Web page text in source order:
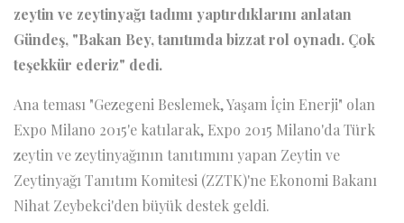
zeytin ve zeytinyağı tadımı yaptırdıklarını anlatan
Gündeş, "Bakan Bey, tanıtımda bizzat rol oynadı. Çok
teşekkür ederiz" dedi.
Ana teması "Gezegeni Beslemek, Yaşam İçin Enerji" olan
Expo Milano 2015'e katılarak, Expo 2015 Milano'da Türk
zeytin ve zeytinyağının tanıtımını yapan Zeytin ve
Zeytinyağı Tanıtım Komitesi (ZZTK)'ne Ekonomi Bakanı
Nihat Zeybekci'den büyük destek geldi.